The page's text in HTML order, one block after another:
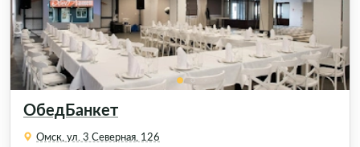
ОбедБанкет
Омск, ул. 3 Северная, 126